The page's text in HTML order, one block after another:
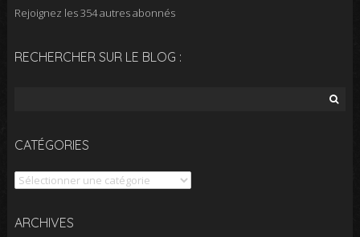
Rejoignez les 354 autres abonnés
RECHERCHER SUR LE BLOG :
CATÉGORIES
Catégories
ARCHIVES
Archives